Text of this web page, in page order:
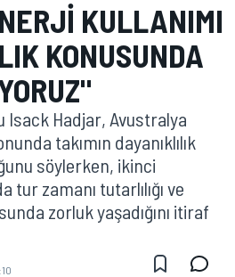
KULLANIMI
KONUSUNDA
Isack Hadjar, Avustralya
takımın dayanıklılık
söylerken, ikinci
zamanı tutarlılığı ve
zorluk yaşadığını itiraf